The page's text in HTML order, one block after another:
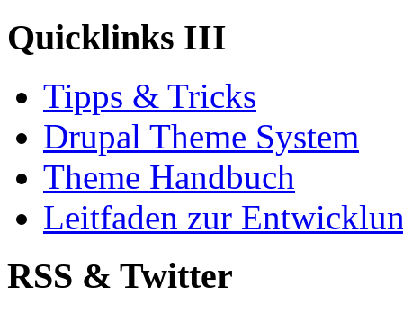
Quicklinks III
Tipps & Tricks
Drupal Theme System
Theme Handbuch
Leitfaden zur
RSS & Twitter